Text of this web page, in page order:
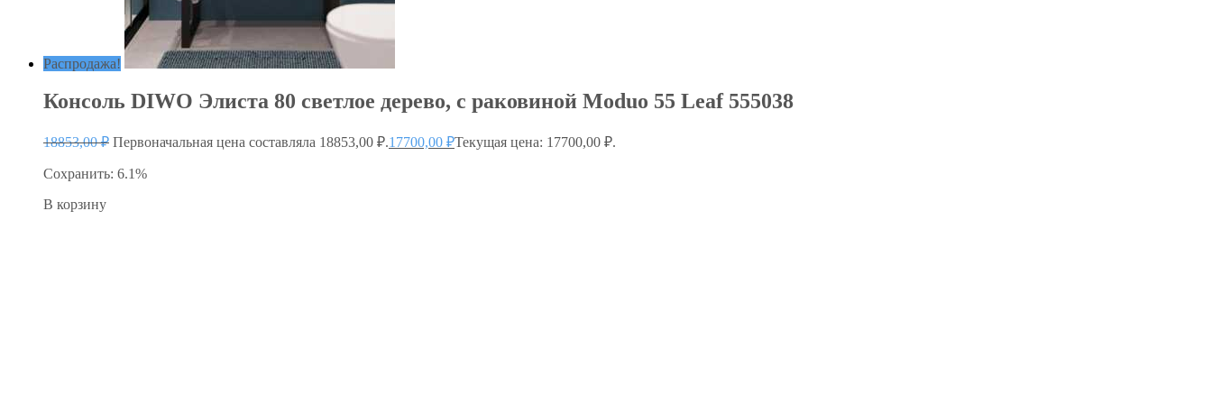
Распродажа!
Консоль DIWO Элиста 80 светлое дерево, с раковиной Moduo 55 Leaf 555038
18853,00₽ Первоначальная цена составляла 18853,00 ₽.17700,00 ₽Текущая цена: 17700,00 ₽.
Сохранить: 6.1%
В корзину